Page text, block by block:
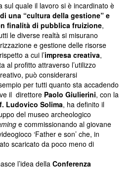
sul quale il lavoro si è incardinato è
una “cultura della gestione” e
finalità di pubblica fruizione,
le diverse realtà si misurano
e gestione delle risorse
a cui l’impresa creativa,
al profitto attraverso l’utilizzo
può considerarsi
per tutti quanto sta accadendo
il direttore Paolo Giulierini, con la
Ludovico Solima, ha definito il
del museo archeologico
e commissionando al giovane
‘Father e son’ che, in
scaricato da poco meno di
l’idea della Conferenza